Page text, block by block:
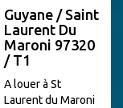
Guyane / Saint
Laurent Du
Maroni 97320
/ T1
A louer à St
Laurent du Maroni